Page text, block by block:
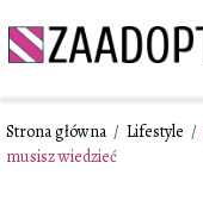
Strona główna / Lifestyle /
musisz wiedzieć